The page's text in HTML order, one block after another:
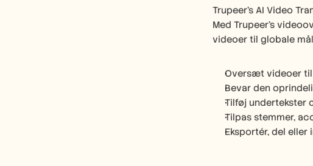
Trupeer’s AI Video
Med Trupeer’s
videoer til globale
Oversæt videoer til
Bevar den
Tilføj undertekster
Tilpas stemmer,
Eksportér, del